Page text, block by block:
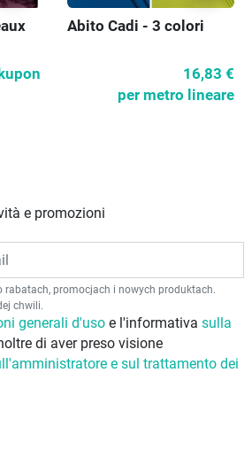
Abito Cadi - 3 colori
16,83 €
per metro lineare
e promozioni
rabatach, promocjach i nowych produktach.
chwili.
generali d'uso e l'informativa sulla
di aver preso visione
e sul trattamento dei